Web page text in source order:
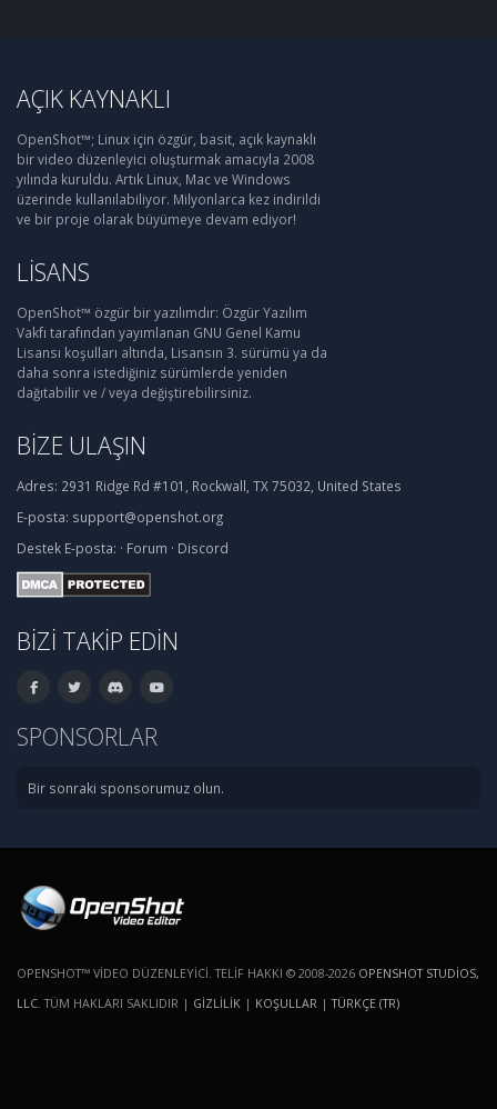
AÇIK KAYNAKLI
OpenShot™; Linux için özgür, basit, açık kaynaklı
bir video düzenleyici oluşturmak amacıyla 2008
yılında kuruldu. Artık Linux, Mac ve Windows
üzerinde kullanılabiliyor. Milyonlarca kez indirildi
ve bir proje olarak büyümeye devam ediyor!
LISANS
OpenShot™ özgür bir yazılımdır: Özgür Yazılım
Vakfı tarafından yayımlanan GNU Genel Kamu
Lisansı koşulları altında, Lisansın 3. sürümü ya da
daha sonra istediğiniz sürümlerde yeniden
dağıtabilir ve / veya değiştirebilirsiniz.
BIZE ULAŞIN
Adres: 2931 Ridge Rd #101, Rockwall, TX 75032, United States
E-posta: support@openshot.org
Destek E-posta: · Forum · Discord
BIZI TAKIP EDIN
SPONSORLAR
Bir sonraki sponsorumuz olun.
OPENSHOT™ VIDEO DÜZENLEYICI. TELIF HAKKI © 2008-2026 OPENSHOT STUDIOS,
LLC . TÜM HAKLARI SAKLIDIR | GIZLILIK | KOŞULLAR |TÜRKÇE (TR)